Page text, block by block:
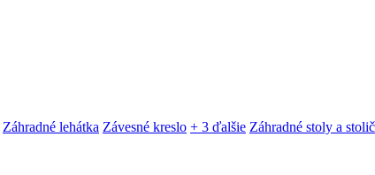
Záhradné lehátka Závesné kreslo + 3 ďalšie Záhradné stoly a